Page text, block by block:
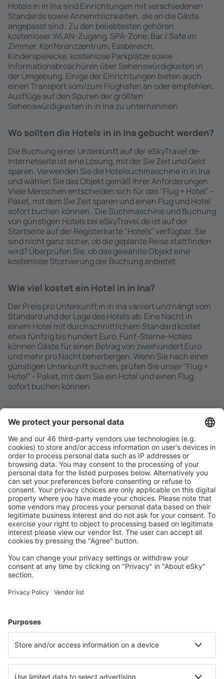
Hotels in in Ina sind Einrichtungen mit verschiedenen
Standards sowie Annehmlichkeiten, die an die Gäste
angepasst sind . Zu den beliebtesten gehören
kostenloser WLAN-Zugang, SPA-Zone, Bar / Safe im
Zimmer, Konferenzzentrum, Essbereich,
Kinderspielecke, kostenlose Parkplätze sowie
Informationsbroschüren über Sehenswürdigkeiten in
der Umgebung. Einige der Einrichtungen bieten auch
einen Transport vom/zum Flughafen an oder empfehlen,
Ausflüge auf den Spuren der größten
Sehenswürdigkeiten in in Ina zu unternehmen.
Wo sollten die Hotels in in Ina gebucht werden?
Die Buchung einer Unterkunft auf der eSkyTravel.de-
Internetseite ist eine Lösung, mit der Sie Zeit und Geld
sparen. Verwenden Sie die Hotelsuchmaschine in in Ina
und wählen Sie das Objekt gemäß Ihrer Anforderungen.
Viele Menschen entscheiden sich für das "Flug + Hotel" -
Paket, mit dem Sie Zeit sparen und einen Flug und Hotel
sofort buchen können.. Die Suchmaschine und Buchung
von günstigen Hotels bei eSkyTravel.de ist auf der
Startseite auf der Registerkarte "Hotels" verfügbar. Sie
sind nicht ganz sicher, ob die geplante Reise stattfinden
wird? Überprüfen Sie, ob das gewählte Objekt eine
kostenlose Stornierung der Buchung anbietet.
Wie viel kostet ein Hotel in in Ina?
Der Preis pro Unterkunft in in Ina variiert und hängt vom
Standard und der Lage des Hotels ab. Eine Nacht in
einem Hotel mit durchschnittlichem Standard kostet
etwa fünfzig bis hundert Euro. Fünf-Sterne-Hotels
können Gäste für einen Betrag von zweihundert Euro
und mehr pro Nacht beherbergen. Wenn Sie nach einer
günstigen Unterkunft suchen, prüfen Sie unser "Flug +
Hotel" - Paket, mit dem Sie ein Hotel und einen Flug
sofort buchen können.
Schnell und einfach suchen
Angebot an Ihre Bedürfnisse angepasst.
Sicher planen
Buchen ohne Sorgen mit einer kostenlosen
Stornierungsoption.
Mehr sparen
Attraktive Preise und Spezialangebote für eingeloggte
Benutzer.
Unterkünfte, die Sie mögen
Hütten, Apartments und andere.
Hotels in Japan - Beliebte Städte
Hotels in Sapporo Hotels in Osaka